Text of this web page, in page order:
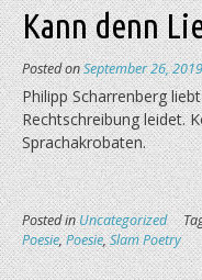
Kann denn
Posted onSeptember 26, 2019
Philipp Scharrenberg
Rechtschreibung leidet.
Sprachakrobaten.
Posted inUncategorized
Poesie,Poesie,Slam Poetry